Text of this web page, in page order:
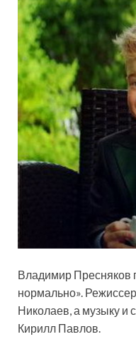
Владимир Пресняков
нормально».
Николаев, а музыку и
Кирилл Павлов.